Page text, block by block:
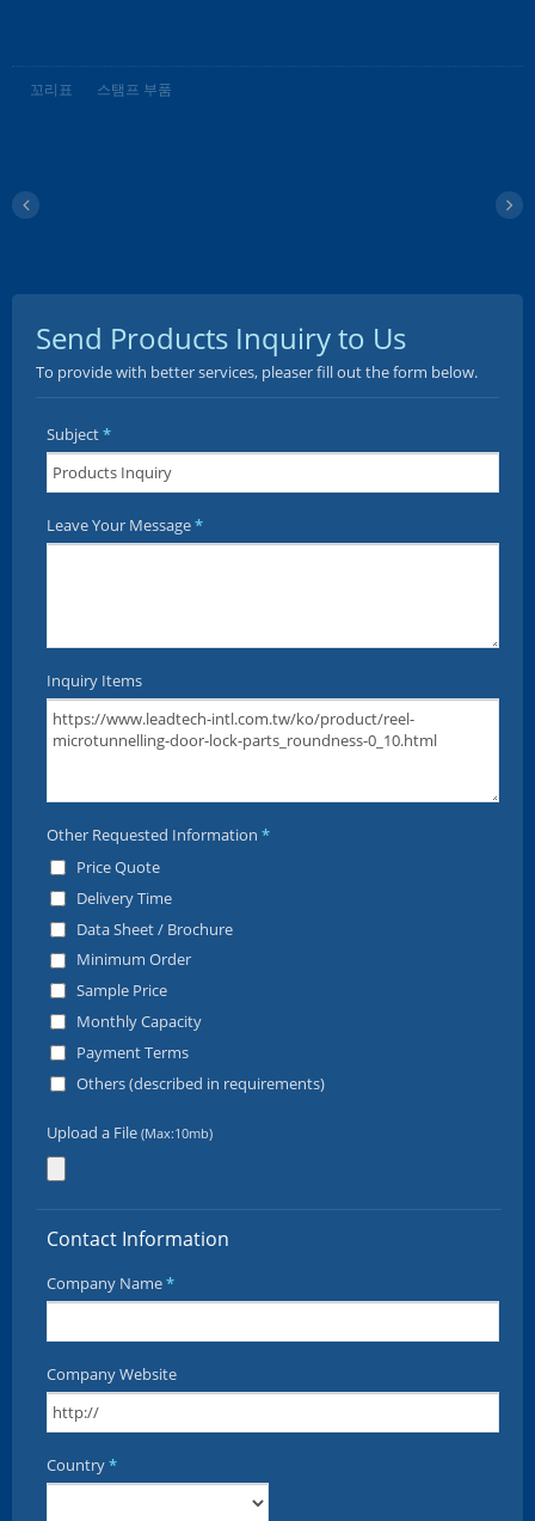
꼬리표 스탬프 부품